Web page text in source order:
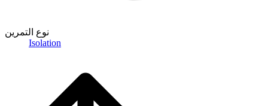
نوع التمرين
Isolation